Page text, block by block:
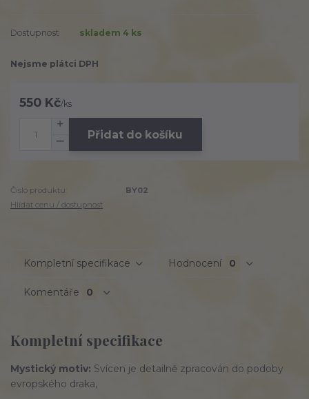
Dostupnost skladem 4 ks
Nejsme plátci DPH
550 Kč/ks
Přidat do košíku
Číslo produktu:
BY02
Hlídat cenu / dostupnost
Kompletní specifikace Hodnocení 0
Komentáře 0
Kompletní specifikace
Mystický motiv: Svícen je detailně zpracován do podoby
evropského draka,